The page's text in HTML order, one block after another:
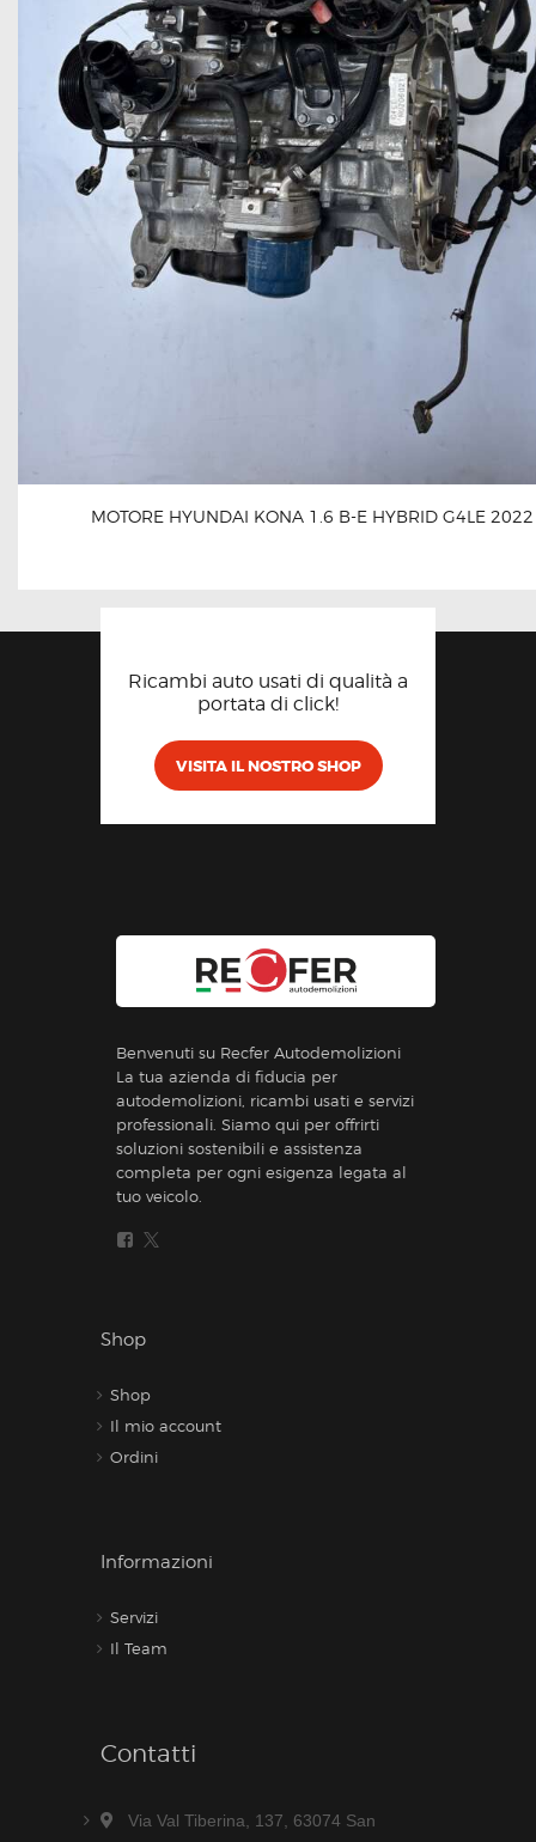
MOTORE HYUNDAI KONA 1.6 B-E HYBRID G4LE
Ricambi auto usati di qualità a
portata di click!
VISITA IL NOSTRO SHOP
Benvenuti su Recfer Autodemolizioni
La tua azienda di fiducia per
autodemolizioni, ricambi usati e servizi
professionali. Siamo qui per offrirti
soluzioni sostenibili e assistenza
completa per ogni esigenza legata al
tuo veicolo.
Shop
Shop
Il mio account
Ordini
Informazioni
Servizi
Il Team
Contatti
Via Val Tiberina, 137, 63074 San